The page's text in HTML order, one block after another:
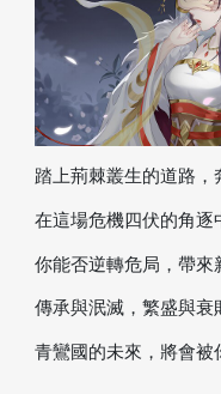
踏上荊棘叢生的道路，
在這場危機四伏的角逐
你能否逆轉危局，帶來
傳承與泯滅，繁盛與衰
青鸞國的未來，將會被